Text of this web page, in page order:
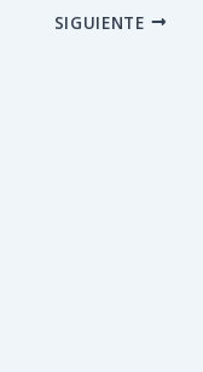
SIGUIENTE